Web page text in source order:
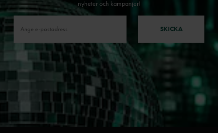
nyheter och kampanjer!
SKICKA